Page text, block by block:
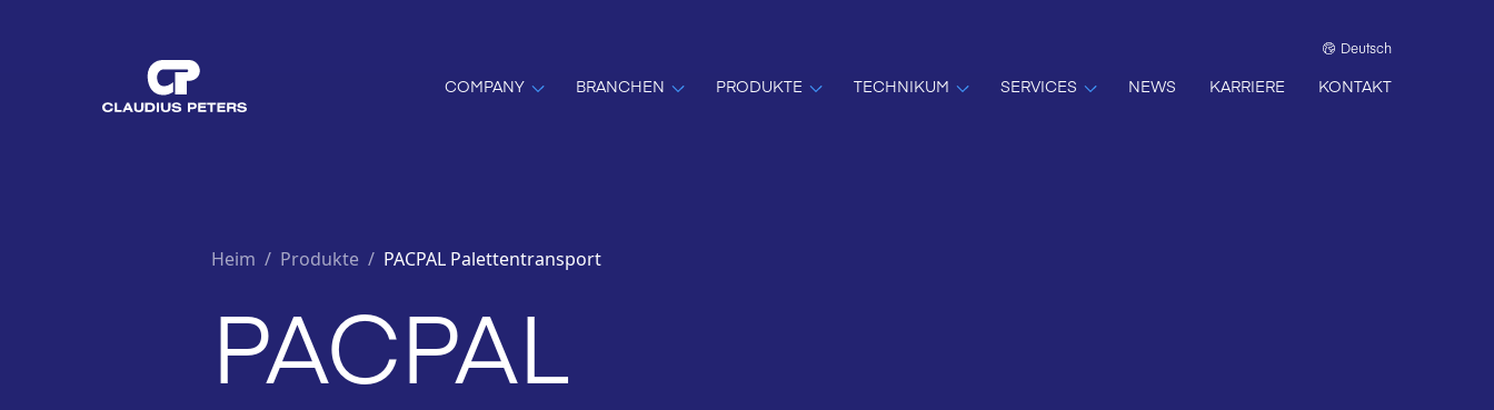
Deutsch
COMPANY BRANCHEN PRODUKTE TECHNIKUM SERVICES NEWS KARRIERE KONTAKT
Heim / Produkte / PACPAL Palettentransport
PACPAL